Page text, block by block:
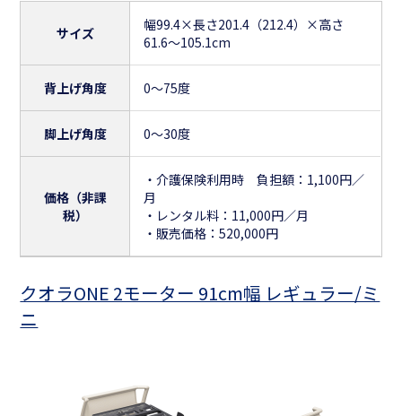
サイズ
幅99.4×長さ201.4（212.4）×高さ
61.6～105.1cm
背上げ角度 0～75度
脚上げ角度 0～30度
価格（非課
税）
・介護保険利用時 負担額：1,100円／
月
・レンタル料：11,000円／月
・販売価格：520,000円
クオラONE 2モーター 91cm幅 レギュラー/ミ
ニ